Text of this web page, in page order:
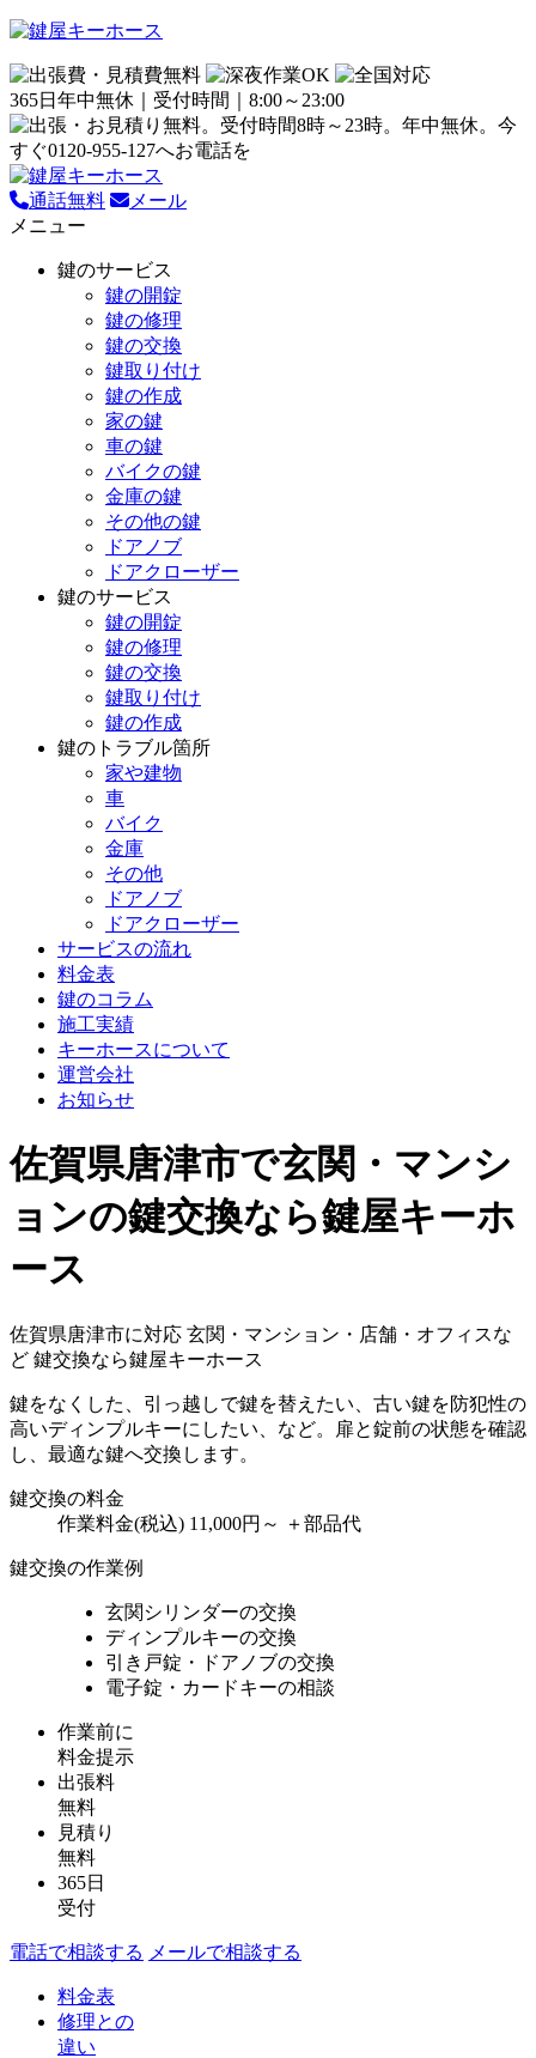
365日年中無休｜受付時間｜8:00～23:00
通話無料
メール
メニュー
鍵のサービス
鍵の開錠
鍵の修理
鍵の交換
鍵取り付け
鍵の作成
家の鍵
車の鍵
バイクの鍵
金庫の鍵
その他の鍵
ドアノブ
ドアクローザー
鍵のサービス
鍵の開錠
鍵の修理
鍵の交換
鍵取り付け
鍵の作成
鍵のトラブル箇所
家や建物
車
バイク
金庫
その他
ドアノブ
ドアクローザー
サービスの流れ
料金表
鍵のコラム
施工実績
キーホースについて
運営会社
お知らせ
佐賀県唐津市で玄関・マンシ
ョンの鍵交換なら鍵屋キーホ
ース
佐賀県唐津市に対応 玄関・マンション・店舗・オフィスな
ど 鍵交換なら鍵屋キーホース
鍵をなくした、引っ越しで鍵を替えたい、古い鍵を防犯性の
高いディンプルキーにしたい、など。扉と錠前の状態を確認
し、最適な鍵へ交換します。
鍵交換の料金
作業料金(税込) 11,000円～ ＋部品代
鍵交換の作業例
玄関シリンダーの交換
ディンプルキーの交換
引き戸錠・ドアノブの交換
電子錠・カードキーの相談
作業前に
料金提示
出張料
無料
見積り
無料
365日
受付
電話で相談する メールで相談する
料金表
修理との
違い